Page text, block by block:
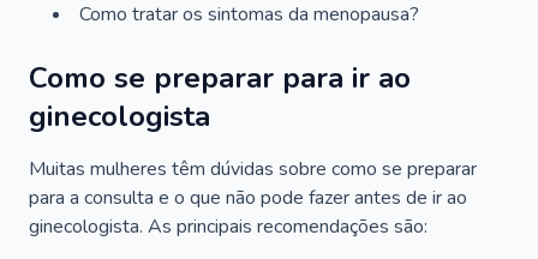
Como tratar os sintomas da menopausa?
Como se preparar para ir ao
ginecologista
Muitas mulheres têm dúvidas sobre como se preparar
para a consulta e o que não pode fazer antes de ir ao
ginecologista. As principais recomendações são: